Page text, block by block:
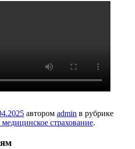
автором admin в рубрике
страхование.